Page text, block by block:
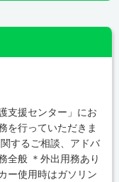
支援センター」にお
を行っていただきま
するご相談、アドバ
全般 ＊外出用務あり
ー使用時はガソリン